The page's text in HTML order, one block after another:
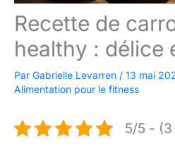
Recette de
healthy : délice
Par Gabrielle Levarren / 13 mai
Alimentation pour le fitness
5/5 -